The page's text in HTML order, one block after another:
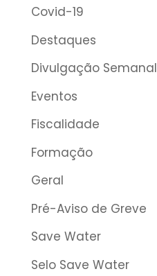
Covid-19
Destaques
Divulgação Semanal
Eventos
Fiscalidade
Formação
Geral
Pré-Aviso de Greve
Save Water
Selo Save Water